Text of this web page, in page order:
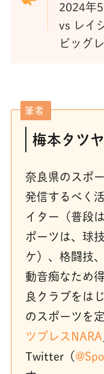
2024年
vs レイ
ビッグ
筆者
梅本タツヤ
奈良県のスポ
発信するべく
イター（普段
ポーツは、球
ケ）、格闘技
動音痴なため
良クラブをは
のスポーツを
ツプレスNARA
Twitter（